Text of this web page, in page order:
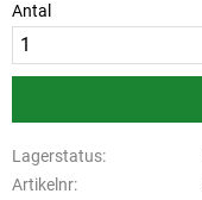
Antal
Lagerstatus
Artikelnr